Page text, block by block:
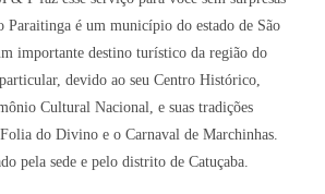
é um município do estado de São
importante destino turístico da região do
devido ao seu Centro Histórico,
Cultural Nacional, e suas tradições
do Divino e o Carnaval de Marchinhas.
pela sede e pelo distrito de Catuçaba.